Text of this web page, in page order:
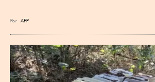
Por AFP